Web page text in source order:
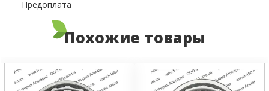
Предоплата
Похожие товары